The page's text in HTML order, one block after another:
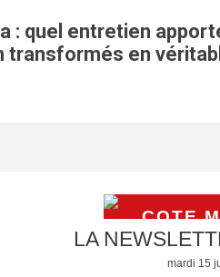
: quel entretien
transformés en
LA
mardi 15